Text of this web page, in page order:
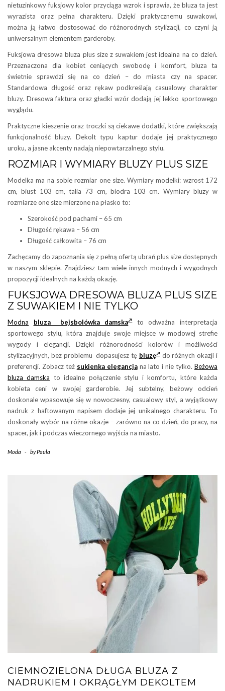
nietuzinkowy fuksjowy kolor przyciąga wzrok i sprawia, że bluza ta jest
wyrazista oraz pełna charakteru. Dzięki praktycznemu suwakowi,
można ją łatwo dostosować do różnorodnych stylizacji, co czyni ją
uniwersalnym elementem garderoby.
Fuksjowa dresowa bluza plus size z suwakiem jest idealna na co dzień.
Przeznaczona dla kobiet ceniących swobodę i komfort, bluza ta
świetnie sprawdzi się na co dzień – do miasta czy na spacer.
Standardowa długość oraz rękaw podkreślają casualowy charakter
bluzy. Dresowa faktura oraz gładki wzór dodają jej lekko sportowego
wyglądu.
Praktyczne kieszenie oraz troczki są ciekawe dodatki, które zwiększają
funkcjonalność bluzy. Dekolt typu kaptur dodaje jej praktycznego
uroku, a jasne akcenty nadają niepowtarzalnego stylu.
ROZMIAR I WYMIARY BLUZY PLUS SIZE
Modelka ma na sobie rozmiar one size. Wymiary modelki: wzrost 172
cm, biust 103 cm, talia 73 cm, biodra 103 cm. Wymiary bluzy w
rozmiarze one size mierzone na płasko to:
Szerokość pod pachami – 65 cm
Długość rękawa – 56 cm
Długość całkowita – 76 cm
Zachęcamy do zapoznania się z pełną ofertą ubrań plus size dostępnych
w naszym sklepie. Znajdziesz tam wiele innych modnych i wygodnych
propozycji idealnych na każdą okazję.
FUKSJOWA DRESOWA BLUZA PLUS SIZE
Z SUWAKIEM I NIE TYLKO
Modna bluza bejsbolówka damska to odważna interpretacja
sportowego stylu, która znajduje swoje miejsce w modowej strefie
wygody i elegancji. Dzięki różnorodności kolorów i możliwości
stylizacyjnych, bez problemu dopasujesz tę bluzę do różnych okazji i
preferencji. Zobacz też sukienka elegancjana lato i nie tylko.Beżowa
bluza damska to idealne połączenie stylu i komfortu, które każda
kobieta ceni w swojej garderobie. Jej subtelny, beżowy odcień
doskonale wpasowuje się w nowoczesny, casualowy styl, a wyjątkowy
nadruk z haftowanym napisem dodaje jej unikalnego charakteru. To
doskonały wybór na różne okazje – zarówno na co dzień, do pracy, na
spacer, jak i podczas wieczornego wyjścia na miasto.
Moda - byPaula
CIEMNOZIELONA DŁUGA BLUZA Z
NADRUKIEM I OKRĄGŁYM DEKOLTEM